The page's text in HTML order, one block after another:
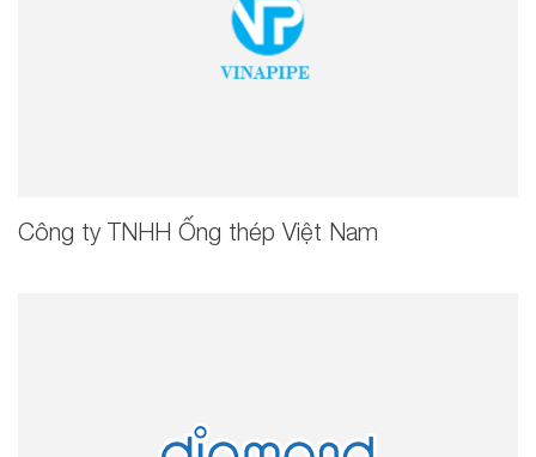
Công ty TNHH Ống thép Việt Nam